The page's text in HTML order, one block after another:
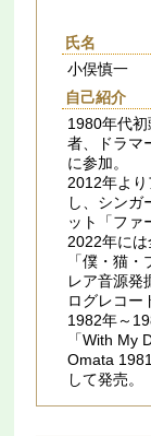
氏名
小俣慎一
自己紹介
1980年代
者、ドラマ
に参加。
2012年よ
し、シンガ
ット「ファ
2022年に
「僕・猫
レア音源発
ログレコー
1982年～
「With My
Omata
して発売。